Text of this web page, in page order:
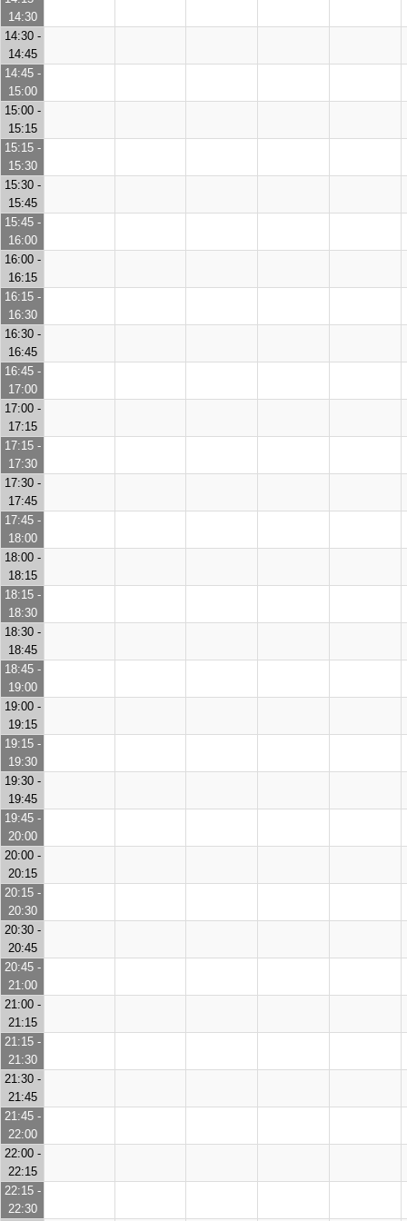
14:30
14:30 -
14:45
14:45 -
15:00
15:00 -
15:15
15:15 -
15:30
15:30 -
15:45
15:45 -
16:00
16:00 -
16:15
16:15 -
16:30
16:30 -
16:45
16:45 -
17:00
17:00 -
17:15
17:15 -
17:30
17:30 -
17:45
17:45 -
18:00
18:00 -
18:15
18:15 -
18:30
18:30 -
18:45
18:45 -
19:00
19:00 -
19:15
19:15 -
19:30
19:30 -
19:45
19:45 -
20:00
20:00 -
20:15
20:15 -
20:30
20:30 -
20:45
20:45 -
21:00
21:00 -
21:15
21:15 -
21:30
21:30 -
21:45
21:45 -
22:00
22:00 -
22:15
22:15 -
22:30